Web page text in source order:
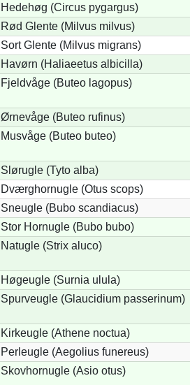
Hedehøg (Circus pygargus)
Rød Glente (Milvus milvus)
Sort Glente (Milvus migrans)
Havørn (Haliaeetus albicilla)
Fjeldvåge (Buteo lagopus)
Ørnevåge (Buteo rufinus)
Musvåge (Buteo buteo)
Slørugle (Tyto alba)
Dværghornugle (Otus scops)
Sneugle (Bubo scandiacus)
Stor Hornugle (Bubo bubo)
Natugle (Strix aluco)
Høgeugle (Surnia ulula)
Spurveugle (Glaucidium passerinum)
Kirkeugle (Athene noctua)
Perleugle (Aegolius funereus)
Skovhornugle (Asio otus)